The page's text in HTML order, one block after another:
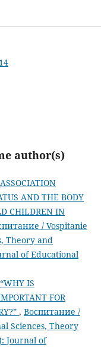
author(s)
ASSOCIATION
AND THE BODY
CHILDREN IN
/ Vospitanie
Theory and
of Educational
“WHY IS
FOR
, Воспитание /
Sciences, Theory
Journal of